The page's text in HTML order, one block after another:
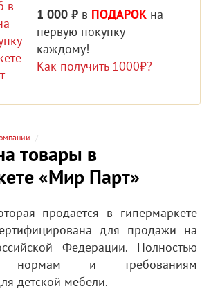
1 000 ₽ в ПОДАРОК на
первую покупку
каждому!
Как получить 1000₽?
товары в
«Мир Парт»
продается в гипермаркете
для продажи на
Федерации. Полностью
нормам и требованиям
детской мебели.